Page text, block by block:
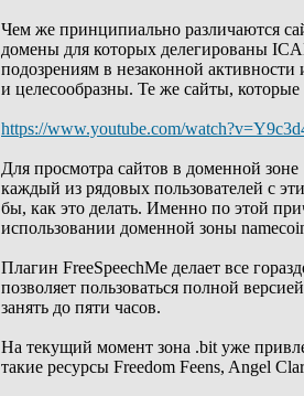
Чем же принципиально различаются
домены для которых делегированы
подозрениям в незаконной
и целесообразны. Те же сайты,
https://www.youtube.com/
Для просмотра сайтов в доменной
каждый из рядовых пользователей с
бы, как это делать. Именно по этой
использовании доменной зоны
Плагин FreeSpeechMe делает все
позволяет пользоваться полной
занять до пяти часов.
На текущий момент зона .bit уже
такие ресурсы Freedom Feens, Angel